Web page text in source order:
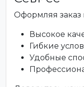
Оформляя заказ
Высокое
Гибкие
Удобные